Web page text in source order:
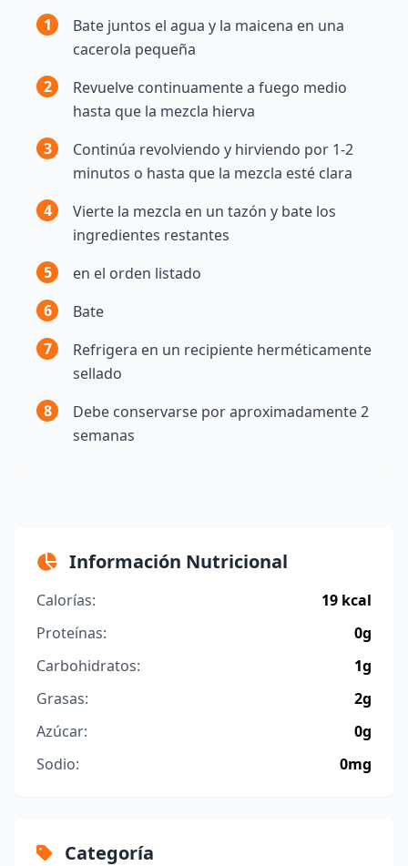
1
Bate juntos el agua y la maicena en una
cacerola pequeña
2
Revuelve continuamente a fuego medio
hasta que la mezcla hierva
3
Continúa revolviendo y hirviendo por 1-2
minutos o hasta que la mezcla esté clara
4
Vierte la mezcla en un tazón y bate los
ingredientes restantes
5
en el orden listado
6
Bate
7
Refrigera en un recipiente herméticamente
sellado
8
Debe conservarse por aproximadamente 2
semanas
Información Nutricional
Calorías:
19 kcal
Proteínas:
0g
Carbohidratos:
1g
Grasas:
2g
Azúcar:
0g
Sodio:
0mg
Categoría